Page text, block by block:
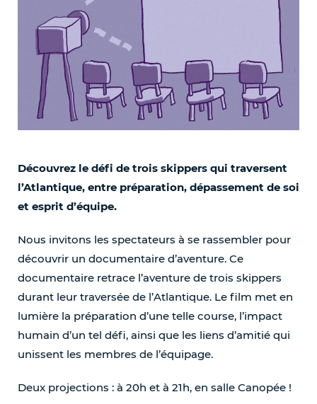
Découvrez le défi de trois skippers qui traversent
l’Atlantique, entre préparation, dépassement de soi
et esprit d’équipe.
Nous invitons les spectateurs à se rassembler pour
découvrir un documentaire d’aventure. Ce
documentaire retrace l’aventure de trois skippers
durant leur traversée de l’Atlantique. Le film met en
lumière la préparation d’une telle course, l’impact
humain d’un tel défi, ainsi que les liens d’amitié qui
unissent les membres de l’équipage.
Deux projections : à 20h et à 21h, en salle Canopée !